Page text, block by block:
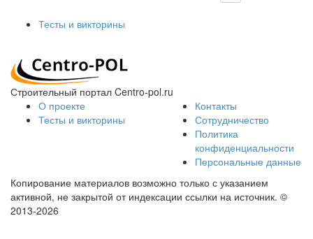
Тесты и викторины
Строительный портал Centro-pol.ru
О проекте
Тесты и викторины
Контакты
Сотрудничество
Политика
конфиденциальности
Персональные данные
Копирование материалов возможно только с указанием
активной, не закрытой от индексации ссылки на источник. ©
2013-2026